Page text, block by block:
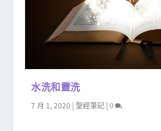
水洗和靈洗
7 月 1, 2020 |聖經筆記 |0